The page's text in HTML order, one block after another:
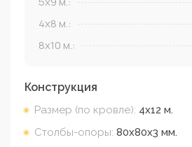
4x8 м.:
8x10 м.:
Конструкция
Размер (по кровле): 4х12 м.
Столбы-опоры: 80х80х3 мм.